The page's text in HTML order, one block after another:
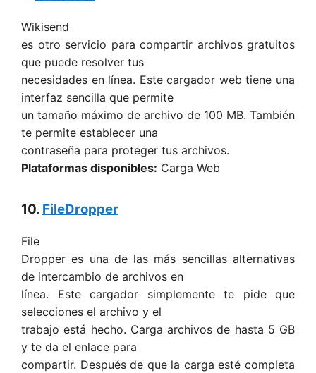
Wikisend
es otro servicio para compartir archivos gratuitos
que puede resolver tus
necesidades en línea. Este cargador web tiene una
interfaz sencilla que permite
un tamaño máximo de archivo de 100 MB. También
te permite establecer una
contraseña para proteger tus archivos.
Plataformas disponibles: Carga Web
10. FileDropper
File
Dropper es una de las más sencillas alternativas
de intercambio de archivos en
línea. Este cargador simplemente te pide que
selecciones el archivo y el
trabajo está hecho. Carga archivos de hasta 5 GB
y te da el enlace para
compartir. Después de que la carga esté completa